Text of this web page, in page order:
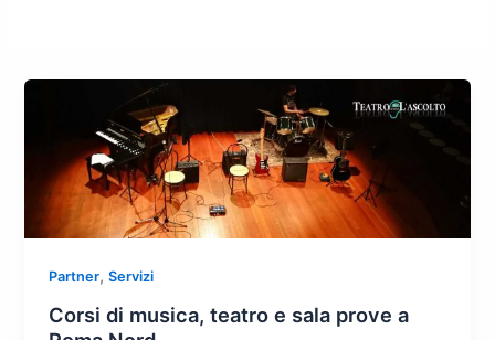
Partner,Servizi
Corsi di musica, teatro e sala prove a